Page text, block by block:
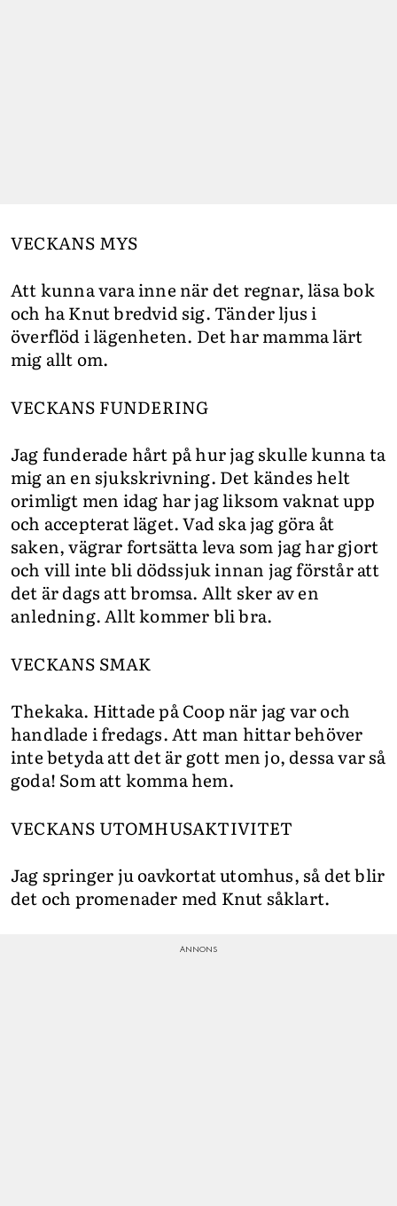
VECKANS MYS
Att kunna vara inne när det regnar, läsa bok
och ha Knut bredvid sig. Tänder ljus i
överflöd i lägenheten. Det har mamma lärt
mig allt om.
VECKANS FUNDERING
Jag funderade hårt på hur jag skulle kunna ta
mig an en sjukskrivning. Det kändes helt
orimligt men idag har jag liksom vaknat upp
och accepterat läget. Vad ska jag göra åt
saken, vägrar fortsätta leva som jag har gjort
och vill inte bli dödssjuk innan jag förstår att
det är dags att bromsa. Allt sker av en
anledning. Allt kommer bli bra.
VECKANS SMAK
Thekaka. Hittade på Coop när jag var och
handlade i fredags. Att man hittar behöver
inte betyda att det är gott men jo, dessa var så
goda! Som att komma hem.
VECKANS UTOMHUSAKTIVITET
Jag springer ju oavkortat utomhus, så det blir
det och promenader med Knut såklart.